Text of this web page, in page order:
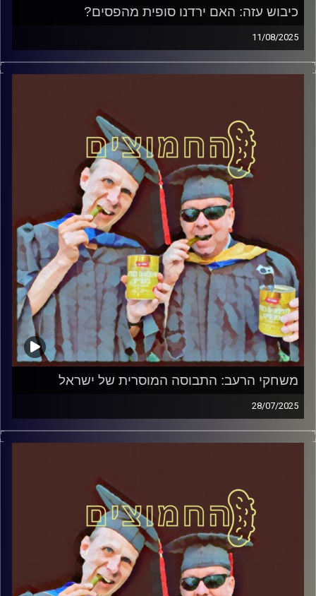
כיבוש עזה: האם ירדנו סופית מהפסים?
11/08/2025
המערכת הפוליטית על ספת הפסיכולוג, עם פרופסור בועז בן-
דוד ופרופסור גלעד הירשברגר
קרדיט תמונות:AudioVersity
משחקי הרעב: התבוסה המוסרית של ישראל
28/07/2025
המערכת הפוליטית על ספת הפסיכולוג, עם פרופסור בועז בן-
דוד ופרופסור גלעד הירשברגר
קרדיט תמונות:AudioVersity